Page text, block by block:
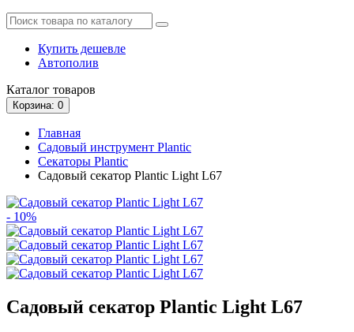
Купить дешевле
Автополив
Каталог товаров
Корзина: 0
Главная
Садовый инструмент Plantic
Секаторы Plantic
Садовый секатор Plantic Light L67
- 10%
Садовый секатор Plantic Light L67